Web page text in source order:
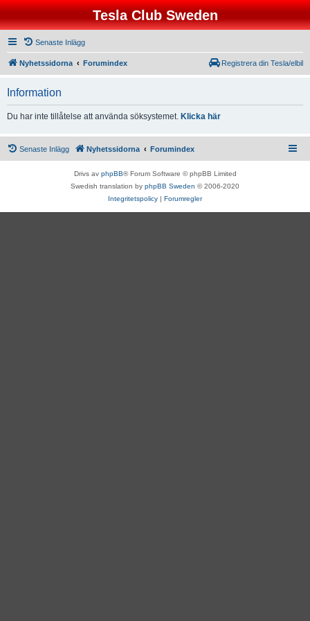
Tesla Club Sweden
Senaste Inlägg
Nyhetssidorna Forumindex Registrera din Tesla/elbil
Information
Du har inte tillåtelse att använda söksystemet. Klicka här
Senaste Inlägg Nyhetssidorna Forumindex
Drivs av phpBB® Forum Software © phpBB Limited
Swedish translation by phpBB Sweden © 2006-2020
Integritetspolicy | Forumregler